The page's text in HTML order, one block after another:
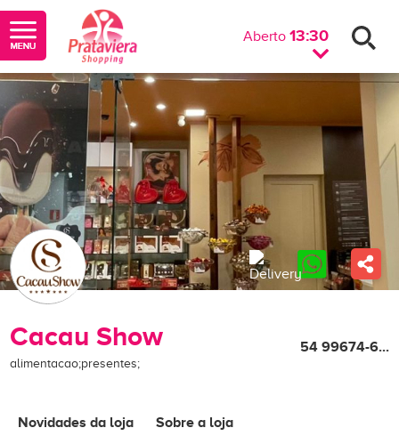
Aberto 13:30
Cacau Show
alimentacao;presentes;
54 99674-6...
Novidades da loja Sobre a loja